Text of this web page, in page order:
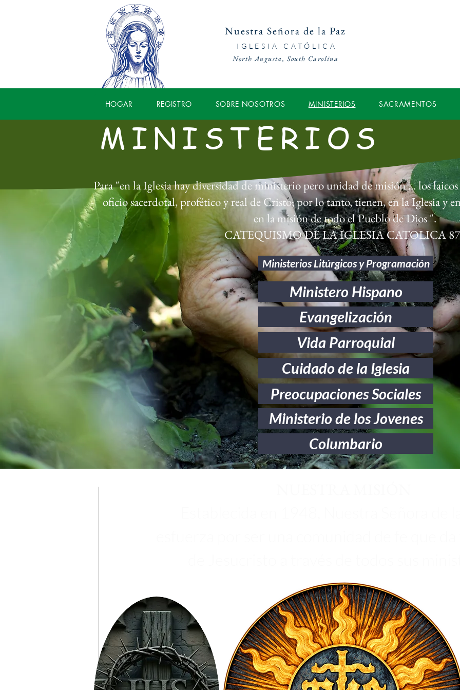
Nuestra Señora de la Paz
IGLESIA CATÓLICA
North Augusta, South Carolina
HOGAR REGISTRO SOBRE NOSOTROS MINISTERIOS SACRAMENTOS
MINISTERIOS
Para "en la Iglesia hay diversidad de ministerio pero unidad de misión ... los
oficio sacerdotal, profético y real de Cristo; por lo tanto, tienen, en la Iglesia y
en la misión de todo el Pueblo de Dios ".
CATEQUISMO DE LA IGLESIA CATOLICA
Ministerios Litúrgicos y Programación
Ministero Hispano
Evangelización
Vida Parroquial
Cuidado de la Iglesia
Preocupaciones Sociales
Ministerio de los Jovenes
Columbario